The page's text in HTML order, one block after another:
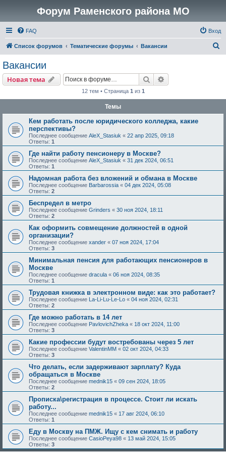
Форум Раменского района МО
FAQ Вход
Список форумов Тематические форумы Вакансии
Вакансии
Новая тема Поиск
12 тем • Страница 1 из 1
Темы
Кем работать после юридического колледжа, какие
перспективы?
Последнее сообщение AleX_Stasiuk « 22 апр 2025, 09:18
Ответы: 1
Где найти работу пенсионеру в Москве?
Последнее сообщение AleX_Stasiuk « 31 дек 2024, 06:51
Ответы: 1
Надомная работа без вложений и обмана в Москве
Последнее сообщение Barbarossia « 04 дек 2024, 05:08
Ответы: 2
Беспредел в метро
Последнее сообщение Grinders « 30 ноя 2024, 18:11
Ответы: 2
Как оформить совмещение должностей в одной
организации?
Последнее сообщение xander « 07 ноя 2024, 17:04
Ответы: 3
Минимальная пенсия для работающих пенсионеров в
Москве
Последнее сообщение dracula « 06 ноя 2024, 08:35
Ответы: 1
Трудовая книжка в электронном виде: как это работает?
Последнее сообщение La-Li-Lu-Le-Lo « 04 ноя 2024, 02:31
Ответы: 2
Где можно работать в 14 лет
Последнее сообщение PavlovichZheka « 18 окт 2024, 11:00
Ответы: 3
Какие профессии будут востребованы через 5 лет
Последнее сообщение ValentinMM « 02 окт 2024, 04:33
Ответы: 3
Что делать, если задерживают зарплату? Куда
обращаться в Москве
Последнее сообщение mednik15 « 09 сен 2024, 18:05
Ответы: 2
Прописка\регистрация в процессе. Стоит ли искать
работу...
Последнее сообщение mednik15 « 17 авг 2024, 06:10
Ответы: 1
Еду в Москву на ПМЖ. Ищу с кем снимать и работу
Последнее сообщение CasioPeya98 « 13 май 2024, 15:05
Ответы: 3